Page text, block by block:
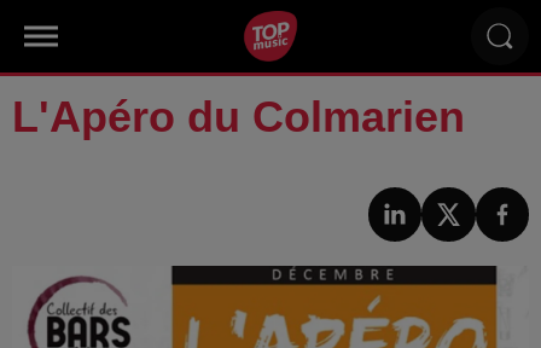
L'Apéro du Colmarien